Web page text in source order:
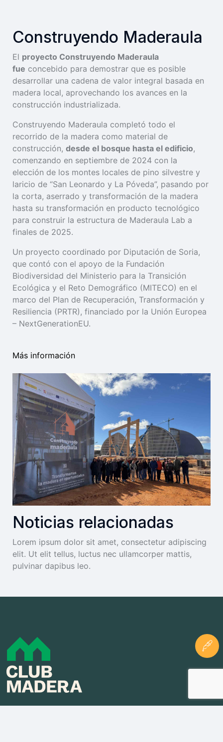
Construyendo Maderaula
El proyecto Construyendo Maderaula
fue concebido para demostrar que es posible
desarrollar una cadena de valor integral basada en
madera local, aprovechando los avances en la
construcción industrializada.
Construyendo Maderaula completó todo el
recorrido de la madera como material de
construcción, desde el bosque hasta el edificio,
comenzando en septiembre de 2024 con la
elección de los montes locales de pino silvestre y
laricio de “San Leonardo y La Póveda”, pasando por
la corta, aserrado y transformación de la madera
hasta su transformación en producto tecnológico
para construir la estructura de Maderaula Lab a
finales de 2025.
Un proyecto coordinado por Diputación de Soria,
que contó con el apoyo de la Fundación
Biodiversidad del Ministerio para la Transición
Ecológica y el Reto Demográfico (MITECO) en el
marco del Plan de Recuperación, Transformación y
Resiliencia (PRTR), financiado por la Unión Europea
– NextGenerationEU.
Más información
Noticias relacionadas
Lorem ipsum dolor sit amet, consectetur adipiscing
elit. Ut elit tellus, luctus nec ullamcorper mattis,
pulvinar dapibus leo.